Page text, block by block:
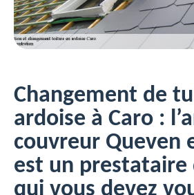
Changement de
ardoise à Caro :
couvreur Queven
est un prestataire
qui vous devez